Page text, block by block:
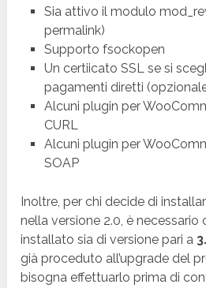
Sia attivo il modulo
permalink)
Supporto fsockopen
Un certiicato SSL se si
pagamenti diretti
Alcuni plugin per
CURL
Alcuni plugin per
SOAP
Inoltre, per chi decide di
nella versione 2.0, è necessario
installato sia di versione pari a
già proceduto all’upgrade del
bisogna effettuarlo prima di